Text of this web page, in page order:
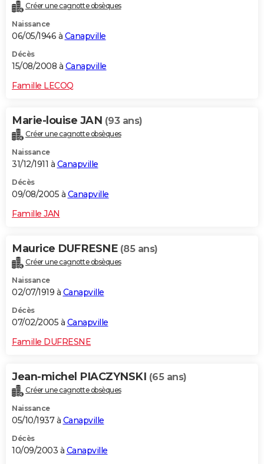
Créer une cagnotte obsèques
Naissance
06/05/1946 à Canapville
Décès
15/08/2008 à Canapville
Famille LECOQ
Marie-louise JAN (93 ans)
Créer une cagnotte obsèques
Naissance
31/12/1911 à Canapville
Décès
09/08/2005 à Canapville
Famille JAN
Maurice DUFRESNE (85 ans)
Créer une cagnotte obsèques
Naissance
02/07/1919 à Canapville
Décès
07/02/2005 à Canapville
Famille DUFRESNE
Jean-michel PIACZYNSKI (65 ans)
Créer une cagnotte obsèques
Naissance
05/10/1937 à Canapville
Décès
10/09/2003 à Canapville